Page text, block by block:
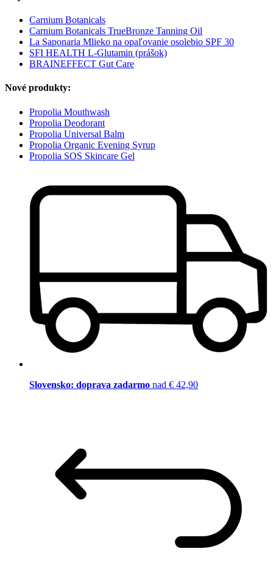
Carnium Botanicals
Carnium Botanicals TrueBronze Tanning Oil
La Saponaria Mlieko na opaľovanie osolebio SPF 30
SFI HEALTH L-Glutamin (prášok)
BRAINEFFECT Gut Care
Nové produkty:
Propolia Mouthwash
Propolia Deodorant
Propolia Universal Balm
Propolia Organic Evening Syrup
Propolia SOS Skincare Gel
Slovensko: doprava zadarmo nad € 42,90